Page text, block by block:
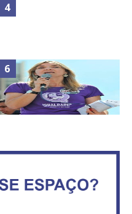
No Brasil do golpe, 61,5 mi de
consumidores estão
inadimplentes